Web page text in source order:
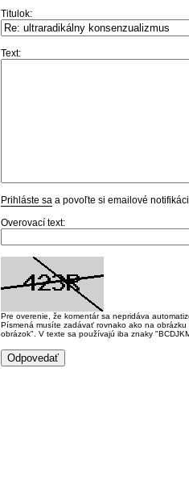
Titulok:
Text:
Prihláste sa a povoľte si emailové
Overovací text:
Pre overenie, že komentár sa nepridáva
Písmená musíte zadávať rovnako ako na
obrázok". V texte sa používajú iba znaky